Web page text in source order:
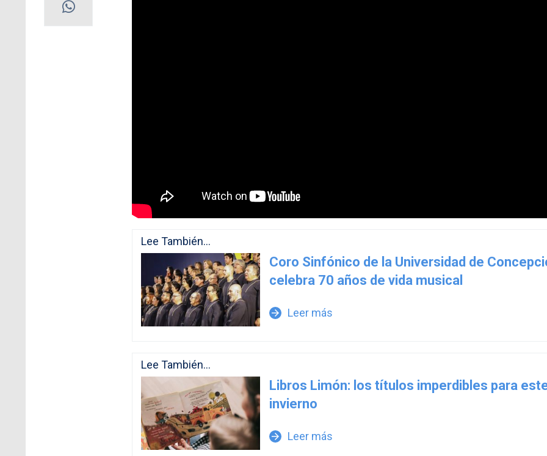
Lee También...
Coro Sinfónico de la Universidad de
celebra 70 años de vida musical
arrow_forward Leer más
Lee También...
Libros Limón: los títulos imperdibles para
invierno
arrow_forward Leer más